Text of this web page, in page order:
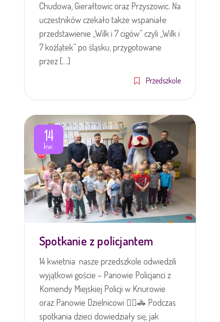
Chudowa, Gierałtowic oraz Przyszowic. Na
uczestników czekało także wspaniałe
przedstawienie „Wilk i 7 cigów” czyli „Wilk i
7 koźlątek” po śląsku, przygotowane
przez […]
Przedszkole
14
kw.
Spotkanie z policjantem
14 kwietnia nasze przedszkole odwiedzili
wyjątkowi goście – Panowie Policjanci z
Komendy Miejskiej Policji w Knurowie
oraz Panowie Dzielnicowi 👮‍♂️🚓 Podczas
spotkania dzieci dowiedziały się, jak